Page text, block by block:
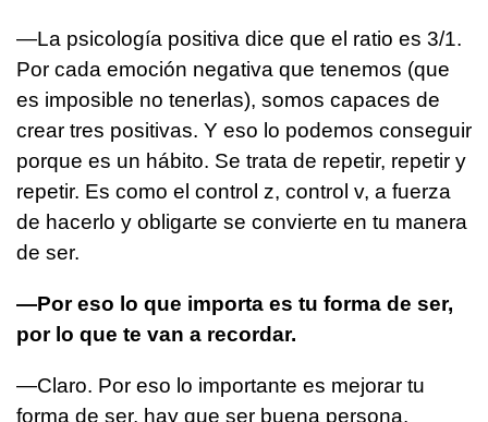
—La psicología positiva dice que el ratio es 3/1.
Por cada emoción negativa que tenemos (que
es imposible no tenerlas), somos capaces de
crear tres positivas. Y eso lo podemos conseguir
porque es un hábito. Se trata de repetir, repetir y
repetir. Es como el control z, control v, a fuerza
de hacerlo y obligarte se convierte en tu manera
de ser.
—Por eso lo que importa es tu forma de ser,
por lo que te van a recordar.
—Claro. Por eso lo importante es mejorar tu
forma de ser, hay que ser buena persona.